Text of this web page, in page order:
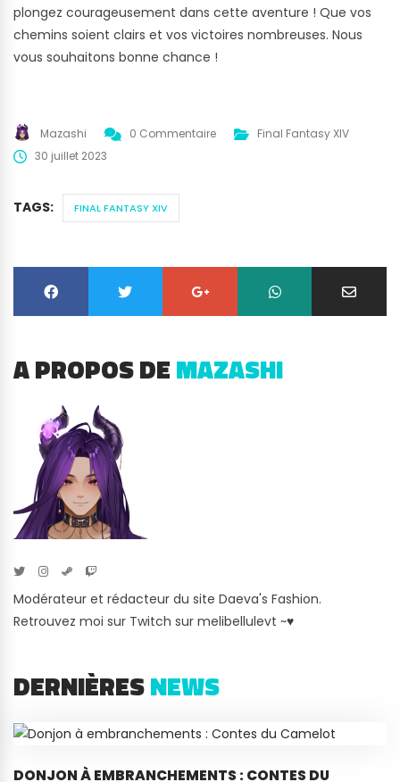
plongez courageusement dans cette aventure ! Que vos
chemins soient clairs et vos victoires nombreuses. Nous
vous souhaitons bonne chance !
Mazashi 0 Commentaire
Final Fantasy XIV
30 juillet 2023
TAGS: FINAL FANTASY XIV
A PROPOS DEMAZASHI
Modérateur et rédacteur du site Daeva's Fashion.
Retrouvez moi sur Twitch sur melibellulevt ~♥
DERNIÈRESNEWS
DONJON À EMBRANCHEMENTS : CONTES DU